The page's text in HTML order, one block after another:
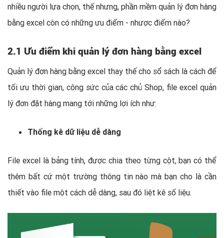
nhiều người lựa chọn, thế nhưng, phần mềm quản lý đơn hàng
bằng excel còn có những ưu điểm - nhược điểm nào?
2.1 Ưu điểm khi quản lý đơn hàng bằng excel
Quản lý đơn hàng bằng excel thay thế cho sổ sách là cách để
tối ưu thời gian, công sức của các chủ Shop, file excel quản
lý đơn đặt hàng mang tới những lợi ích như:
Thống kê dữ liệu dễ dàng
File excel là bảng tính, được chia theo từng cột, bạn có thể
thêm bất cứ một trường thông tin nào mà bạn cho là cần
thiết vào file một cách dễ dàng, sau đó liệt kê số liệu.